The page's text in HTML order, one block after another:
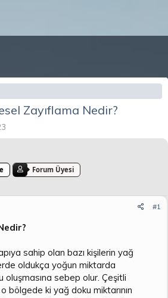
Zayıflama Nedir?
Forum Üyesi
#1
sahip olan bazı kişilerin yağ
oldukça yoğun miktarda
sebep olur. Çeşitli
bölgede ki yağ doku miktarının